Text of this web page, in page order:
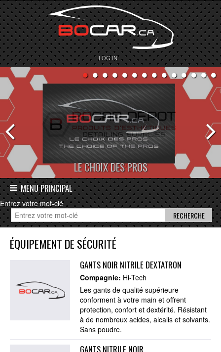
LOG IN
BOCAR DEPOT
MENU PRINCIPAL
Entrez votre mot-clé
ÉQUIPEMENT DE SÉCURITÉ
GANTS NOIR NITRILE DEXTATRON
Compagnie: Hi-Tech
Les gants de qualité supérieure
conforment à votre main et offrent
protection, confort et dextérité. Résistant
à de nombreux acides, alcalis et solvants.
Sans poudre.
GANTS NITRILE NOIR